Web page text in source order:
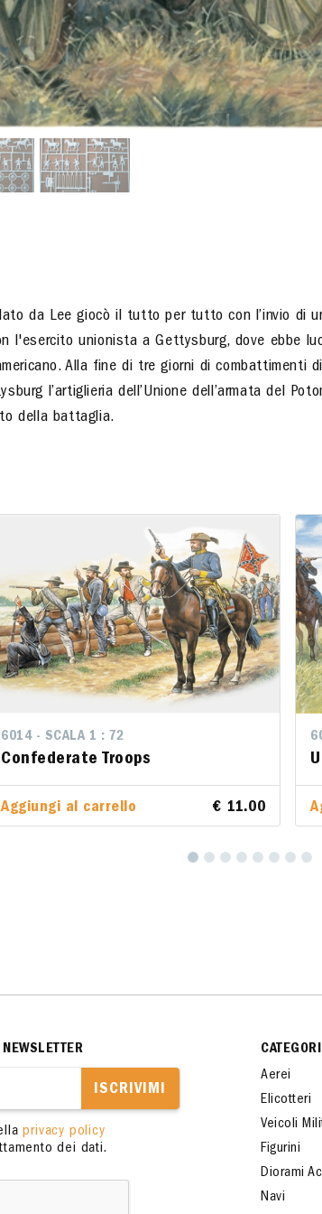
da Lee giocò il tutto per tutto con l’invio di
l'esercito unionista a Gettysburg, dove ebbe
Alla fine di tre giorni di combattimenti
l’artiglieria dell’Unione dell’armata del
della battaglia.
6014 - SCALA 1 : 72
Confederate Troops
Aggiungi al carrello € 11.00
- SCALA 1 : 72
Troops
al carrello € 11.00
ISCRIVIMI
privacy policy
dei dati.
Aerei
Elicotteri
Veicoli
Figurini
Diorami
Navi